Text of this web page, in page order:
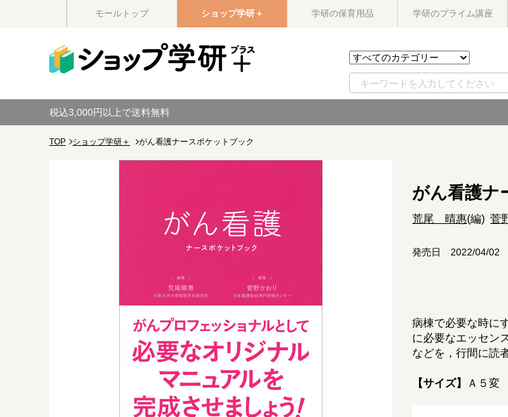
モールトップ ショップ学研＋ 学研の保育用品 学研のプライム講座
税込3,000円以上で送料無料
TOP ショップ学研＋ がん看護ナースポケットブック
がん看護ナ
荒尾 晴惠(編) 菅
発売日 2022/04/02
病棟で必要な時に
に必要なエッセン
などを，行間に読
【サイズ】 Ａ５変